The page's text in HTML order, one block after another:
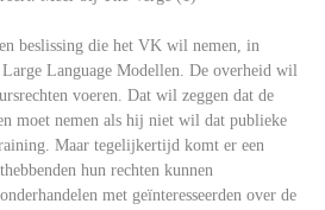
beslissing die het VK wil nemen, in
Language Modellen. De overheid wil
voeren. Dat wil zeggen dat de
moet nemen als hij niet wil dat publieke
Maar tegelijkertijd komt er een
hun rechten kunnen
met geïnteresseerden over de